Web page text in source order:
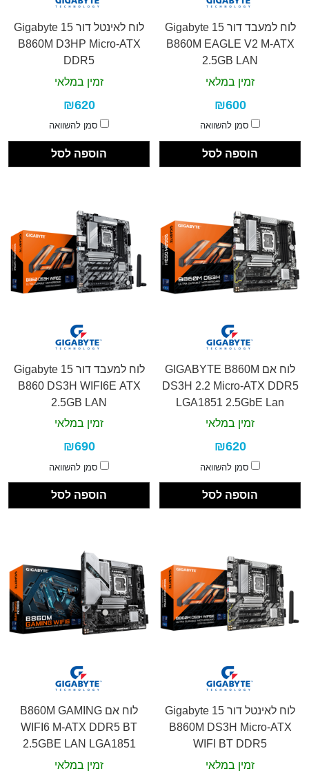
לוח למעבד דור 15 Gigabyte
B860M EAGLE V2 M-ATX
2.5GB LAN
זמין במלאי
₪600
סמן להשוואה
הוספה לסל
לוח לאינטל דור 15 Gigabyte
B860M D3HP Micro-ATX
DDR5
זמין במלאי
₪620
סמן להשוואה
הוספה לסל
לוח אם GIGABYTE B860M
DS3H 2.2 Micro-ATX DDR5
LGA1851 2.5GbE Lan
זמין במלאי
₪620
סמן להשוואה
הוספה לסל
לוח למעבד דור 15 Gigabyte
B860 DS3H WIFI6E ATX
2.5GB LAN
זמין במלאי
₪690
סמן להשוואה
הוספה לסל
לוח לאינטל דור 15 Gigabyte
B860M DS3H Micro-ATX
WIFI BT DDR5
זמין במלאי
לוח אם B860M GAMING
WIFI6 M-ATX DDR5 BT
2.5GBE LAN LGA1851
זמין במלאי